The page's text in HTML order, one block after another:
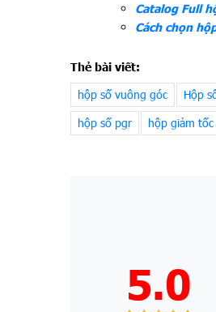
Catalog Full
Cách chọn
Thẻ bài viết:
hộp số vuông góc Hộp
hộp số pgr
hộp giảm tốc
5.0